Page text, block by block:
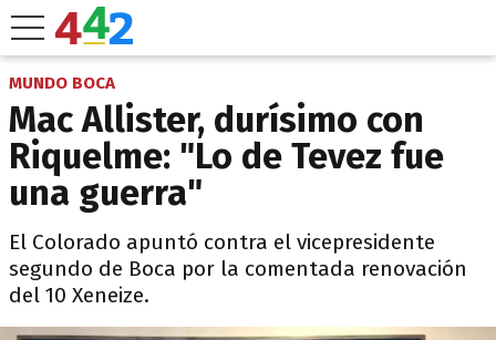
MUNDO BOCA
Mac Allister, durísimo con
Riquelme: "Lo de Tevez fue
una guerra"
El Colorado apuntó contra el vicepresidente
segundo de Boca por la comentada renovación
del 10 Xeneize.